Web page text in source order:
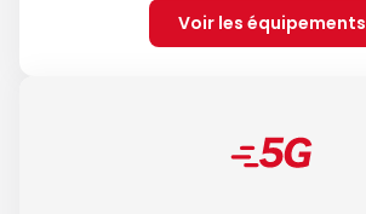
Voir les équipements